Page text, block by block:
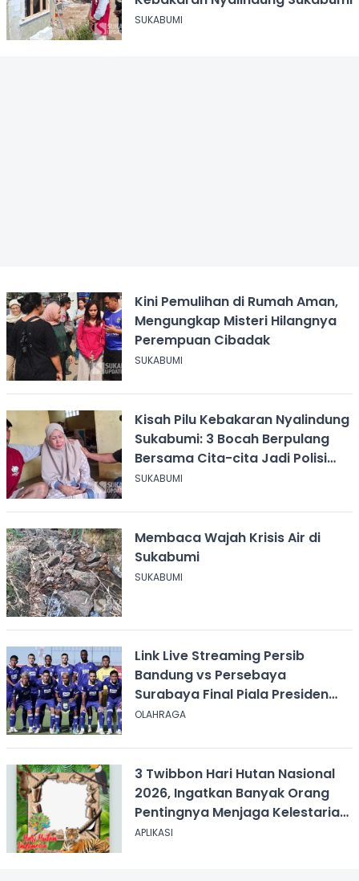
SUKABUMI
Kini Pemulihan di Rumah Aman,
Mengungkap Misteri Hilangnya
Perempuan Cibadak
SUKABUMI
Kisah Pilu Kebakaran Nyalindung
Sukabumi: 3 Bocah Berpulang
Bersama Cita-cita Jadi Polisi
dan Guru
SUKABUMI
Membaca Wajah Krisis Air di
Sukabumi
SUKABUMI
Link Live Streaming Persib
Bandung vs Persebaya
Surabaya Final Piala Presiden
2026, Kick-off Pukul 20.00 WIB
OLAHRAGA
3 Twibbon Hari Hutan Nasional
2026, Ingatkan Banyak Orang
Pentingnya Menjaga Kelestarian
Hutan
APLIKASI